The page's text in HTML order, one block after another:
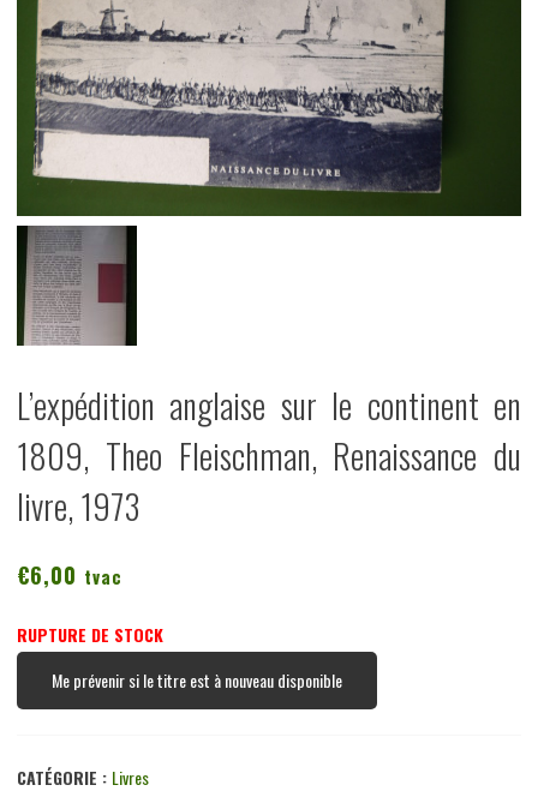
L’expédition anglaise sur le continent en
1809, Theo Fleischman, Renaissance du
livre, 1973
€6,00 tvac
RUPTURE DE STOCK
Me prévenir si le titre est à nouveau disponible
CATÉGORIE : Livres